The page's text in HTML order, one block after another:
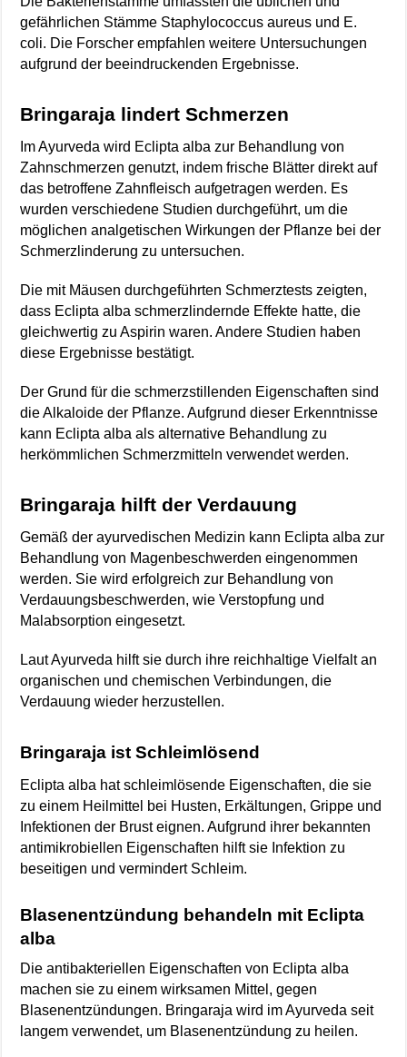
gefährlichen Stämme Staphylococcus aureus und E.
coli. Die Forscher empfahlen weitere Untersuchungen
aufgrund der beeindruckenden Ergebnisse.
Bringaraja lindert Schmerzen
Im Ayurveda wird Eclipta alba zur Behandlung von
Zahnschmerzen genutzt, indem frische Blätter direkt auf
das betroffene Zahnfleisch aufgetragen werden. Es
wurden verschiedene Studien durchgeführt, um die
möglichen analgetischen Wirkungen der Pflanze bei der
Schmerzlinderung zu untersuchen.
Die mit Mäusen durchgeführten Schmerztests zeigten,
dass Eclipta alba schmerzlindernde Effekte hatte, die
gleichwertig zu Aspirin waren. Andere Studien haben
diese Ergebnisse bestätigt.
Der Grund für die schmerzstillenden Eigenschaften sind
die Alkaloide der Pflanze. Aufgrund dieser Erkenntnisse
kann Eclipta alba als alternative Behandlung zu
herkömmlichen Schmerzmitteln verwendet werden.
Bringaraja hilft der Verdauung
Gemäß der ayurvedischen Medizin kann Eclipta alba zur
Behandlung von Magenbeschwerden eingenommen
werden. Sie wird erfolgreich zur Behandlung von
Verdauungsbeschwerden, wie Verstopfung und
Malabsorption eingesetzt.
Laut Ayurveda hilft sie durch ihre reichhaltige Vielfalt an
organischen und chemischen Verbindungen, die
Verdauung wieder herzustellen.
Bringaraja ist Schleimlösend
Eclipta alba hat schleimlösende Eigenschaften, die sie
zu einem Heilmittel bei Husten, Erkältungen, Grippe und
Infektionen der Brust eignen. Aufgrund ihrer bekannten
antimikrobiellen Eigenschaften hilft sie Infektion zu
beseitigen und vermindert Schleim.
Blasenentzündung behandeln mit Eclipta
alba
Die antibakteriellen Eigenschaften von Eclipta alba
machen sie zu einem wirksamen Mittel, gegen
Blasenentzündungen. Bringaraja wird im Ayurveda seit
langem verwendet, um Blasenentzündung zu heilen.